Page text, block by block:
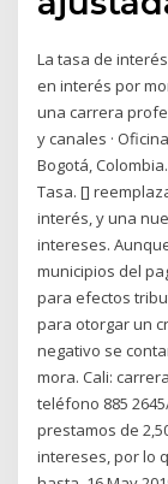
La tasa de
en interés por
una carrera
y canales ·
Bogotá,
Tasa. []
interés, y una
intereses.
municipios del
para efectos
para otorgar un
negativo se
mora. Cali:
teléfono 885
prestamos de
intereses, por lo